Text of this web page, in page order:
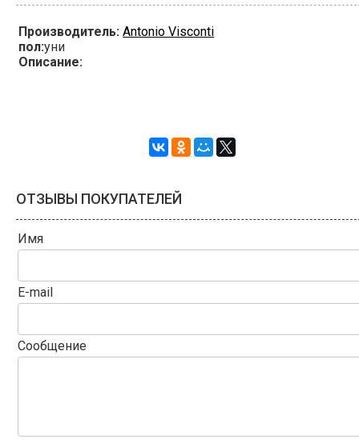
Производитель: Antonio Visconti
пол:уни
Описание:
ОТЗЫВЫ ПОКУПАТЕЛЕЙ
Имя
E-mail
Сообщение